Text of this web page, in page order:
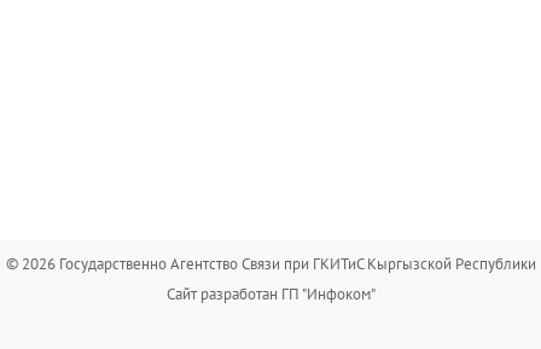
© 2026 Государственно Агентство Связи при ГКИТиС Кыргызской Республики
Сайт разработан ГП "Инфоком"